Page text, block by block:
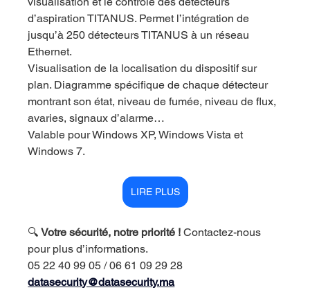
d’aspiration TITANUS. Permet l’intégration de
jusqu’à 250 détecteurs TITANUS à un réseau
Ethernet.
Visualisation de la localisation du dispositif sur
plan. Diagramme spécifique de chaque détecteur
montrant son état, niveau de fumée, niveau de flux,
avaries, signaux d’alarme…
Valable pour Windows XP, Windows Vista et
Windows 7.
LIRE PLUS
🔍 Votre sécurité, notre priorité ! Contactez-nous
pour plus d’informations.
05 22 40 99 05 / 06 61 09 29 28
datasecurity@datasecurity.ma